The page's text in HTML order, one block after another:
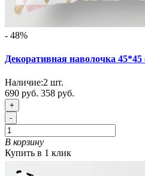
- 48%
Декоративная наволочка 45*45
Наличие:2 шт.
690 руб. 358 руб.
+
-
В корзину
Купить в 1 клик